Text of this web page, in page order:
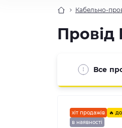
Кабельно-
Провід
Все
хіт продажів 🔥
в наявності